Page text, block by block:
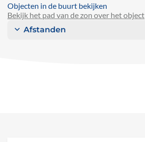
Objecten in de buurt bekijken
Bekijk het pad van de zon over het object
Afstanden